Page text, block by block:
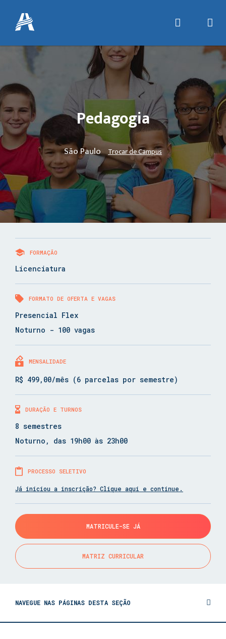
Pedagogia
São Paulo Trocar de Campus
FORMAÇÃO
Licenciatura
FORMATO DE OFERTA E VAGAS
Presencial Flex
Noturno - 100 vagas
MENSALIDADE
R$ 499,00/mês (6 parcelas por semestre)
DURAÇÃO E TURNOS
8 semestres
Noturno, das 19h00 às 23h00
PROCESSO SELETIVO
Já iniciou a inscrição? Clique aqui e continue.
MATRICULE-SE JÁ
MATRIZ CURRICULAR
NAVEGUE NAS PÁGINAS DESTA SEÇÃO